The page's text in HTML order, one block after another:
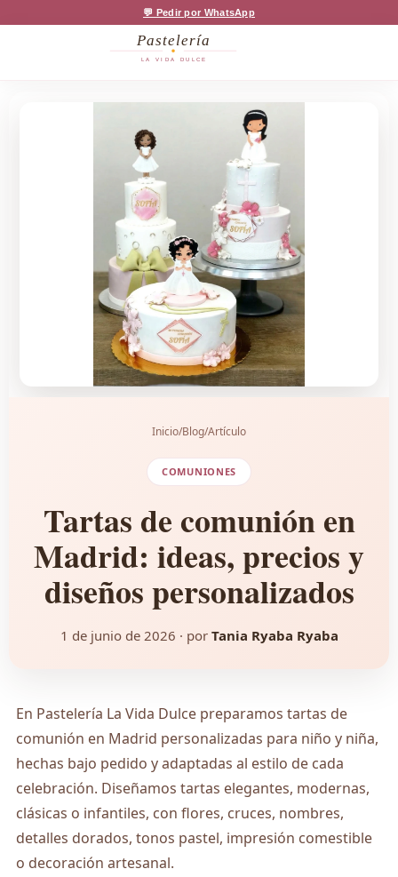
💬 Pedir por WhatsApp
Pastelería
LA VIDA DULCE
Inicio/Blog/Artículo
COMUNIONES
Tartas de comunión en
Madrid: ideas, precios y
diseños personalizados
1 de junio de 2026 · por Tania Ryaba Ryaba
En Pastelería La Vida Dulce preparamos tartas de
comunión en Madrid personalizadas para niño y niña,
hechas bajo pedido y adaptadas al estilo de cada
celebración. Diseñamos tartas elegantes, modernas,
clásicas o infantiles, con flores, cruces, nombres,
detalles dorados, tonos pastel, impresión comestible
o decoración artesanal.